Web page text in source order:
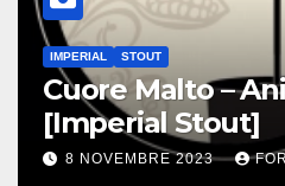
IPA PACIFIC
Skim –
30 OTTOBRE 2023